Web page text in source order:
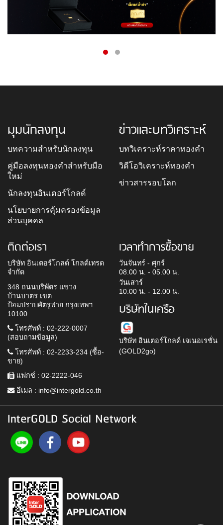
มุมนักลงทุน
บทความสำหรับนักลงทุน
คู่มือลงทุนทองคำสำหรับมือ
ใหม่
นักลงทุนอินเตอร์โกลด์
นโยบายการคุ้มครองข้อมูล
ส่วนบุคคล
ข่าวและบทวิเคราะห์
บทวิเคราะห์ราคาทองคำ
วิดีโอวิเคราะห์ทองคำ
ข่าวสารรอบโลก
ติดต่อเรา
บริษัท อินเตอร์โกลด์ โกลด์เทรด
จำกัด
348 ถนนบริพัตร แขวง
บ้านบาตร เขต
ป้อมปราบศัตรูพ่าย กรุงเทพฯ
10100
โทรศัพท์ : 02-222-0007
(สอบถามข้อมูล)
โทรศัพท์ : 02-2233-234 (ซื้อ-
ขาย)
แฟกซ์ : 02-2222-046
อีเมล : info@intergold.co.th
เวลาทำการซื้อขาย
วันจันทร์ - ศุกร์
08.00 น. - 05.00 น.
วันเสาร์
10.00 น. - 12.00 น.
บริษัทในเครือ
บริษัท อินเตอร์โกลด์ เจเนอเรชั่น
(GOLD2go)
InterGOLD Social Network